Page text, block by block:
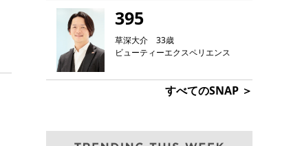
395
草深大介 33歳
ビューティーエクスペリエンス
すべてのSNAP ＞